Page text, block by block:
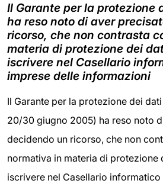
Il Garante per la protezione
ha reso noto di aver
ricorso, che non contrasta
materia di protezione dei
iscrivere nel Casellario
imprese delle informazioni
Il Garante per la protezione dei
20/30 giugno 2005) ha reso noto
decidendo un ricorso, che non
normativa in materia di protezione
iscrivere nel Casellario